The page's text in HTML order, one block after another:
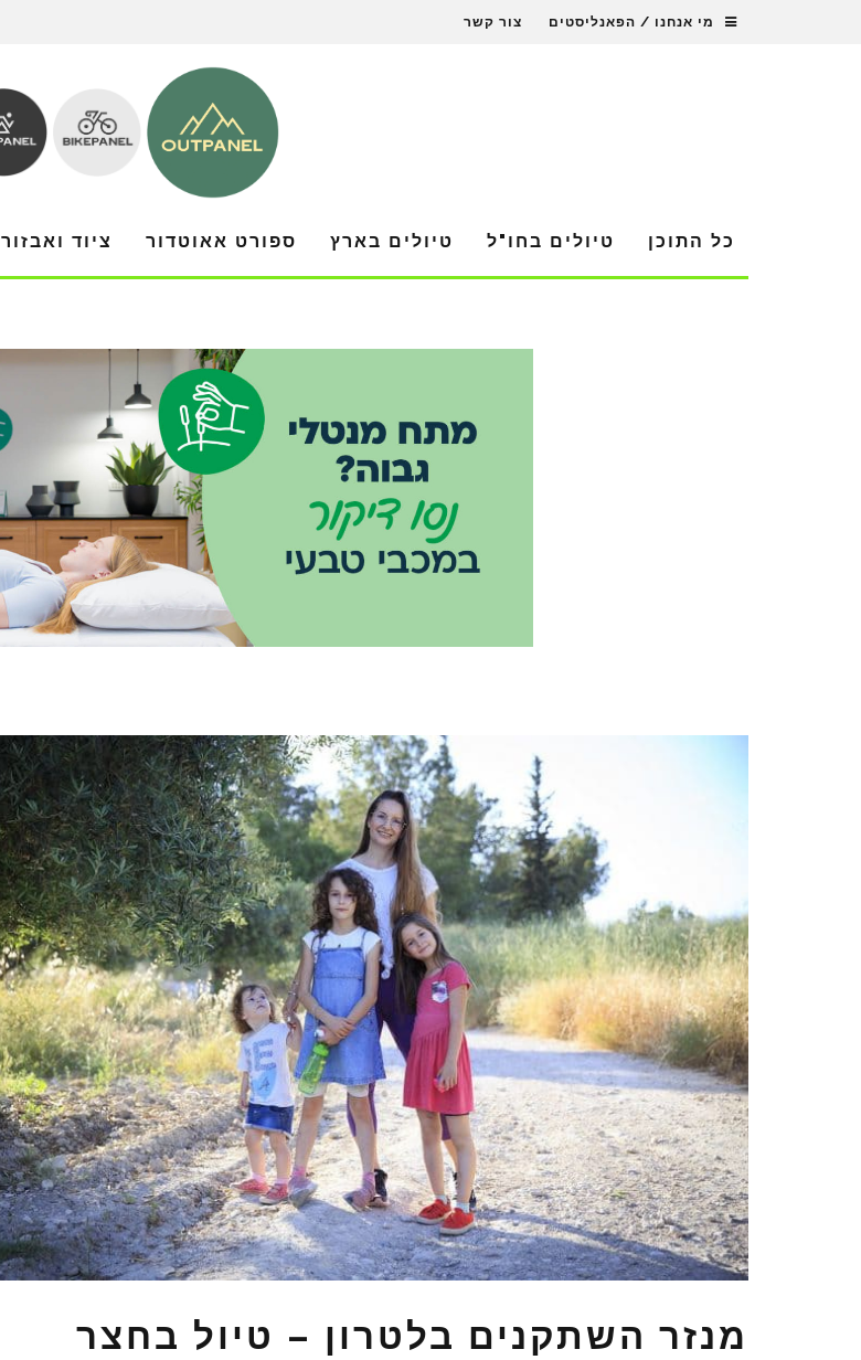
מי אנחנו / הפאנליסטים צור קשר
כל התוכן טיולים בחו"ל טיולים בארץ ספורט אאוטדור ציוד ואבזור
מנזר השתקנים בלטרון – טיול בחצר